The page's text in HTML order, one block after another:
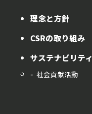
理念と方針
CSRの取り組み
サステナビリティ
社会貢献活動